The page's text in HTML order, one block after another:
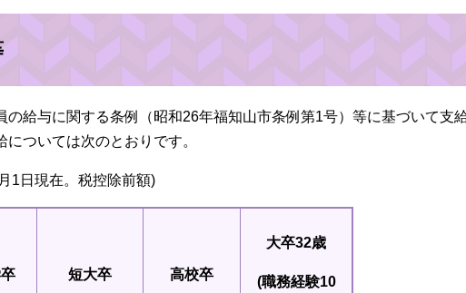
の給与に関する条例（昭和26年福知山市条例第1号）等に基づいて支
については次のとおりです。
1日現在。税控除前額)
短大卒 高校卒
大卒32歳
(職務経験10